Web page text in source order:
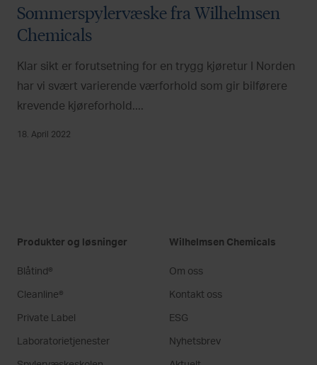
Sommerspylervæske fra Wilhelmsen
Chemicals
Klar sikt er forutsetning for en trygg kjøretur I Norden
har vi svært varierende værforhold som gir bilførere
krevende kjøreforhold....
18. April 2022
Produkter og løsninger
Blåtind®
Cleanline®
Private Label
Laboratorietjenester
Wilhelmsen Chemicals
Om oss
Kontakt oss
ESG
Nyhetsbrev